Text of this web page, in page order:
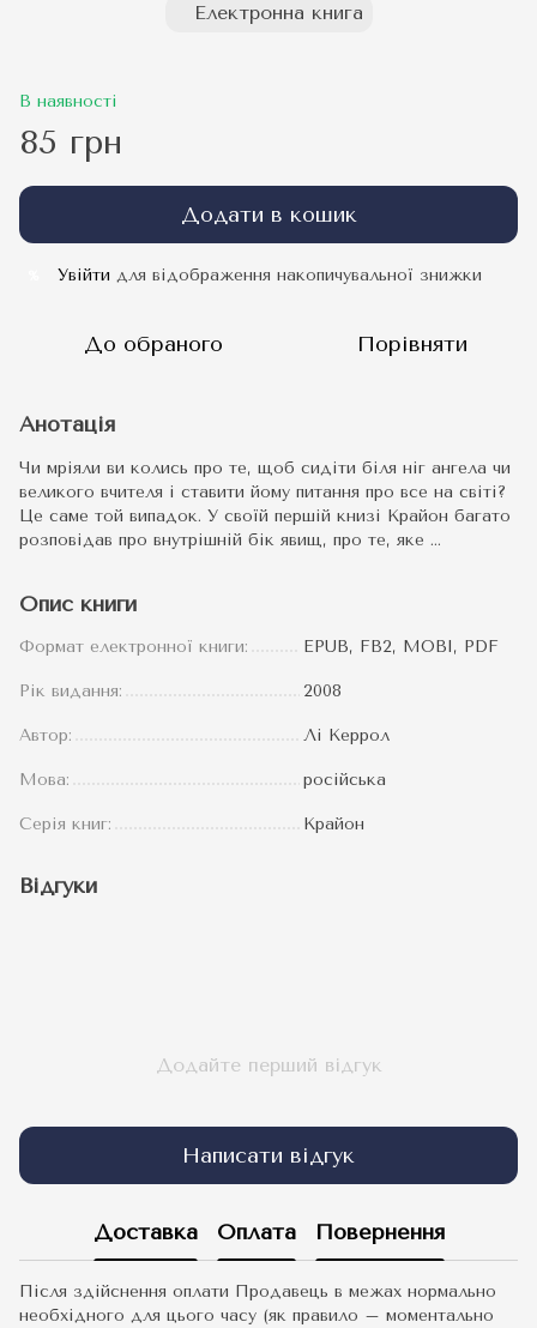
Електронна книга
В наявності
85 грн
Додати в кошик
Увійти для відображення накопичувальної знижки
До обраного Порівняти
Анотація
Чи мріяли ви колись про те, щоб сидіти біля ніг ангела чи
великого вчителя і ставити йому питання про все на світі?
Це саме той випадок. У своїй першій книзі Крайон багато
розповідав про внутрішній бік явищ, про те, яке …
Опис книги
Формат електронної книги: EPUB, FB2, MOBI, PDF
Рік видання: 2008
Автор: Лі Керрол
Мова: російська
Серія книг: Крайон
Відгуки
Додайте перший відгук
Написати відгук
Доставка Оплата Повернення
Після здійснення оплати Продавець в межах нормально
необхідного для цього часу (як правило – моментально